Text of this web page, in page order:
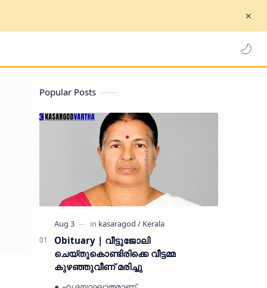
Popular Posts
Obituary | വീട്ടുജോലി
ചെയ്തുകൊണ്ടിരിക്കെ വീട്ടമ്മ
കുഴഞ്ഞുവീണ് മരിച്ചു